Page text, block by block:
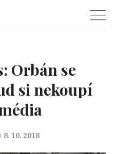
Orbán se
si nekoupí
8. 10. 2018